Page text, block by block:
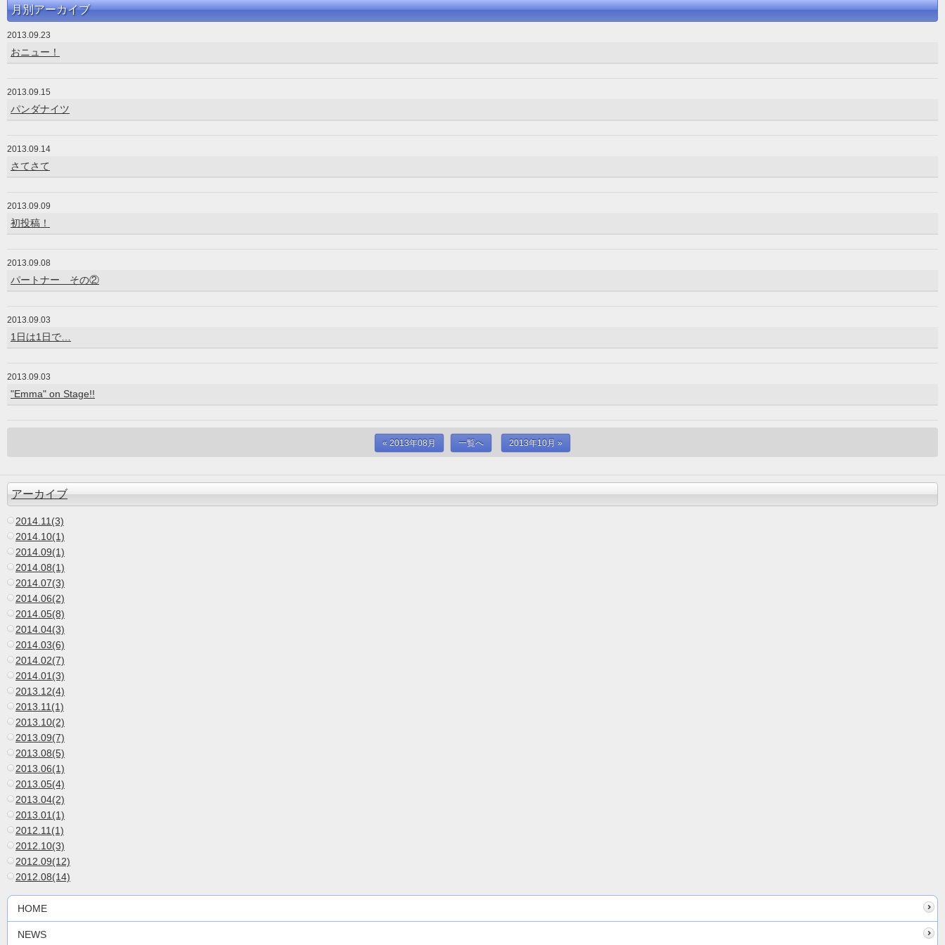
月別アーカイブ
2013.09.23
おニュー！
2013.09.15
パンダナイツ
2013.09.14
さてさて
2013.09.09
初投稿！
2013.09.08
パートナー その②
2013.09.03
1日は1日で…
2013.09.03
"Emma" on Stage!!
« 2013年08月 一覧へ 2013年10月 »
アーカイブ
2014.11(3)
2014.10(1)
2014.09(1)
2014.08(1)
2014.07(3)
2014.06(2)
2014.05(8)
2014.04(3)
2014.03(6)
2014.02(7)
2014.01(3)
2013.12(4)
2013.11(1)
2013.10(2)
2013.09(7)
2013.08(5)
2013.06(1)
2013.05(4)
2013.04(2)
2013.01(1)
2012.11(1)
2012.10(3)
2012.09(12)
2012.08(14)
HOME
NEWS